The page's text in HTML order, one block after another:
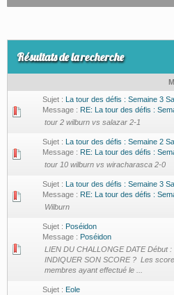
Résultats de la recherche
Sujet : La tour des défis : Semaine 3
Message : RE: La tour des défis :
tour 2 wilburn vs salazar 2-1
Sujet : La tour des défis : Semaine 2
Message : RE: La tour des défis :
tour 10 wilburn vs wiracharasca 2-0
Sujet : La tour des défis : Semaine 3
Message : RE: La tour des défis :
Wilburn
Sujet : Poséidon
Message : Poséidon
LIEN DU CHALLONGE DATE Début
INDIQUER SON SCORE ? Les
membres ayant effectué le ...
Sujet : Eole